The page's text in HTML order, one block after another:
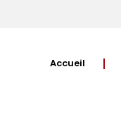
Accueil